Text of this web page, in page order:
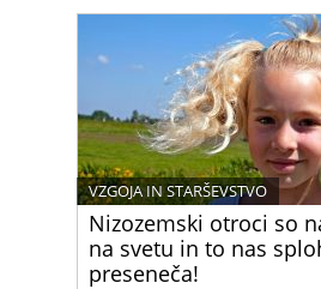
Nizozemski otroci so
na svetu in to nas
preseneča!
VZGOJA IN STARŠEVSTVO